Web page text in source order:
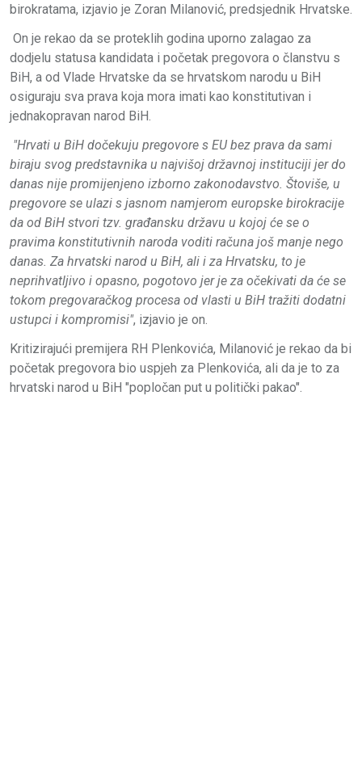
birokratama, izjavio je Zoran Milanović, predsjednik Hrvatske.
On je rekao da se proteklih godina uporno zalagao za
dodjelu statusa kandidata i početak pregovora o članstvu s
BiH, a od Vlade Hrvatske da se hrvatskom narodu u BiH
osiguraju sva prava koja mora imati kao konstitutivan i
jednakopravan narod BiH.
"Hrvati u BiH dočekuju pregovore s EU bez prava da sami
biraju svog predstavnika u najvišoj državnoj instituciji jer do
danas nije promijenjeno izborno zakonodavstvo. Štoviše, u
pregovore se ulazi s jasnom namjerom europske birokracije
da od BiH stvori tzv. građansku državu u kojoj će se o
pravima konstitutivnih naroda voditi računa još manje nego
danas. Za hrvatski narod u BiH, ali i za Hrvatsku, to je
neprihvatljivo i opasno, pogotovo jer je za očekivati da će se
tokom pregovaračkog procesa od vlasti u BiH tražiti dodatni
ustupci i kompromisi", izjavio je on.
Kritizirajući premijera RH Plenkovića, Milanović je rekao da bi
početak pregovora bio uspjeh za Plenkovića, ali da je to za
hrvatski narod u BiH "popločan put u politički pakao".